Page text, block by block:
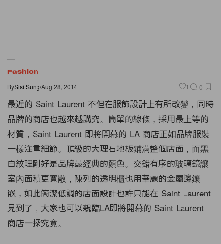
Fashion
BySisi Sung/Aug 28, 2014 1 0
最近的 Saint Laurent 不但在服飾設計上有所改變，同時
品牌的商店也越來越講究。簡單的線條，採用最上等的
材質，Saint Laurent 即將開幕的 LA 商店正如品牌服裝
一樣注重細節。頂級的大理石地板鋪滿整個店面，而黑
白紋理剛好是品牌最經典的顏色。交錯有序的玻璃鏡讓
室內面積更寬敞，陳列的透明櫃也用華麗的金屬邊鑲
嵌，如此簡潔低調的店面設計也許只能在 Saint Laurent
見到了，大家也可以親臨LA即將開幕的 Saint Laurent
商店一探究竟。